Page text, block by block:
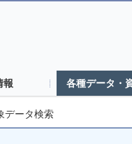
報 各種データ・
データ検索